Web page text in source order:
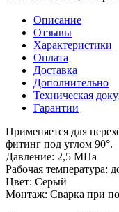
Описание
Отзывы
Характеристики
Оплата
Доставка
Дополнительно
Техническая
Гарантии
Применяется для
фитинг под углом 90°.
Давление: 2,5 МПа
Рабочая температура:
Цвет: Серый
Монтаж: Сварка при